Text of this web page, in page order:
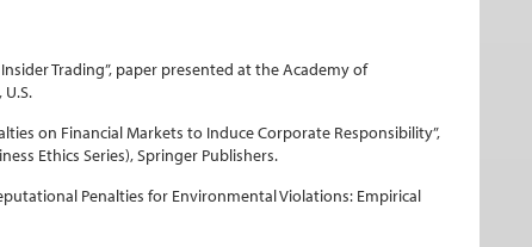
Trading”, paper presented at the Academy of
on Financial Markets to Induce Corporate Responsibility”,
Ethics Series), Springer Publishers.
Penalties for Environmental Violations: Empirical